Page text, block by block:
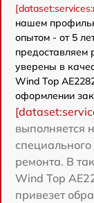
нашем
опытом - от 5
уверены в
Wind Top
оформлении
выполняется
ремонта. В
Wind Top
привезет